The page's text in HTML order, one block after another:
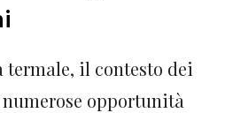
termale, il contesto dei
opportunità